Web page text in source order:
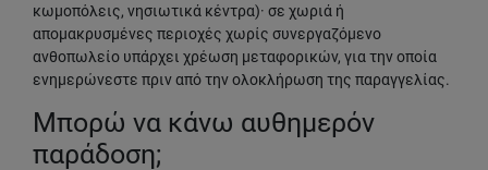
κωμοπόλεις, νησιωτικά κέντρα)· σε χωριά ή
απομακρυσμένες περιοχές χωρίς συνεργαζόμενο
ανθοπωλείο υπάρχει χρέωση μεταφορικών, για την οποία
ενημερώνεστε πριν από την ολοκλήρωση της παραγγελίας.
Μπορώ να κάνω αυθημερόν
παράδοση;